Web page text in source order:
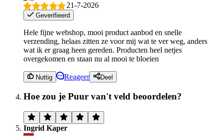
21-7-2026
Geverifieerd
Hele fijne webshop, mooi product aanbod en snelle
verzending, helaas zitten ze voor mij wat te ver weg, anders
wat ik er graag heen gereden. Producten heel netjes
overgekomen en staan nu al mooi te bloeien
Nuttig Reageer Deel
Hoe zou je Puur van't veld beoordelen?
Ingrid Kaper